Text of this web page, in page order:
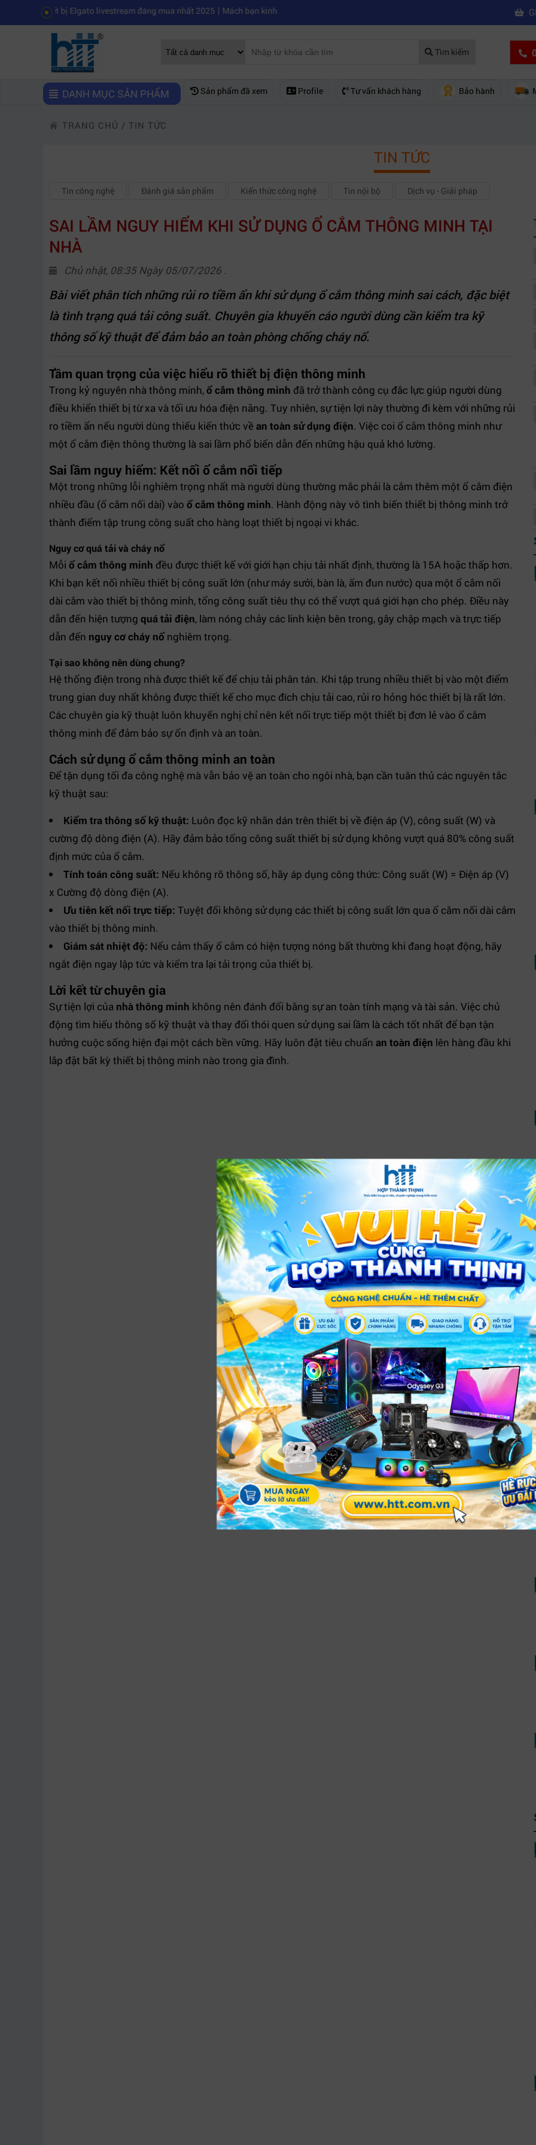
bị Elgato livestream đáng mua nhất 2025|Mách bạn kinh nghiệm chọn mua máy quay phim chuyên nghiệp Mua máy quay phim hd giá rẻ
Tìm kiếm
DANH MỤC SẢN PHẨM Sản phẩm đã xem Profile Tư vấn khách hàng Bảo hành
TRANG CHỦ / TIN TỨC
TIN TỨC
Tin công nghệ Đánh giá sản phẩm Kiến thức công nghệ Tin nội bộ Dịch vụ - Giải pháp
SAI LẦM NGUY HIỂM KHI SỬ DỤNG Ổ CẮM THÔNG MINH TẠI
NHÀ
Chủ nhật, 08:35 Ngày 05/07/2026 .
Bài viết phân tích những rủi ro tiềm ẩn khi sử dụng ổ cắm thông minh sai cách, đặc biệt
là tình trạng quá tải công suất. Chuyên gia khuyến cáo người dùng cần kiểm tra kỹ
thông số kỹ thuật để đảm bảo an toàn phòng chống cháy nổ.
Tầm quan trọng của việc hiểu rõ thiết bị điện thông minh
Trong kỷ nguyên nhà thông minh,ổ cắm thông minh đã trở thành công cụ đắc lực giúp người dùng
điều khiển thiết bị từ xa và tối ưu hóa điện năng. Tuy nhiên, sự tiện lợi này thường đi kèm với những rủi
ro tiềm ẩn nếu người dùng thiếu kiến thức về an toàn sử dụng điện. Việc coi ổ cắm thông minh như
một ổ cắm điện thông thường là sai lầm phổ biến dẫn đến những hậu quả khó lường.
Sai lầm nguy hiểm: Kết nối ổ cắm nối tiếp
Một trong những lỗi nghiêm trọng nhất mà người dùng thường mắc phải là cắm thêm một ổ cắm điện
nhiều đầu (ổ cắm nối dài) vào ổ cắm thông minh. Hành động này vô tình biến thiết bị thông minh trở
thành điểm tập trung công suất cho hàng loạt thiết bị ngoại vi khác.
Nguy cơ quá tải và cháy nổ
Mỗi ổ cắm thông minh đều được thiết kế với giới hạn chịu tải nhất định, thường là 15A hoặc thấp hơn.
Khi bạn kết nối nhiều thiết bị công suất lớn (như máy sưởi, bàn là, ấm đun nước) qua một ổ cắm nối
dài cắm vào thiết bị thông minh, tổng công suất tiêu thụ có thể vượt quá giới hạn cho phép. Điều này
dẫn đến hiện tượng quá tải điện, làm nóng chảy các linh kiện bên trong, gây chập mạch và trực tiếp
dẫn đến nguy cơ cháy nổ nghiêm trọng.
Tại sao không nên dùng chung?
Hệ thống điện trong nhà được thiết kế để chịu tải phân tán. Khi tập trung nhiều thiết bị vào một điểm
trung gian duy nhất không được thiết kế cho mục đích chịu tải cao, rủi ro hỏng hóc thiết bị là rất lớn.
Các chuyên gia kỹ thuật luôn khuyến nghị chỉ nên kết nối trực tiếp một thiết bị đơn lẻ vào ổ cắm
thông minh để đảm bảo sự ổn định và an toàn.
Cách sử dụng ổ cắm thông minh an toàn
Để tận dụng tối đa công nghệ mà vẫn bảo vệ an toàn cho ngôi nhà, bạn cần tuân thủ các nguyên tắc
kỹ thuật sau:
Kiểm tra thông số kỹ thuật: Luôn đọc kỹ nhãn dán trên thiết bị về điện áp (V), công suất (W) và
cường độ dòng điện (A). Hãy đảm bảo tổng công suất thiết bị sử dụng không vượt quá 80% công suất
định mức của ổ cắm.
Tính toán công suất: Nếu không rõ thông số, hãy áp dụng công thức: Công suất (W) = Điện áp (V)
x Cường độ dòng điện (A).
Ưu tiên kết nối trực tiếp: Tuyệt đối không sử dụng các thiết bị công suất lớn qua ổ cắm nối dài cắm
vào thiết bị thông minh.
Giám sát nhiệt độ: Nếu cảm thấy ổ cắm có hiện tượng nóng bất thường khi đang hoạt động, hãy
ngắt điện ngay lập tức và kiểm tra lại tải trọng của thiết bị.
Lời kết từ chuyên gia
Sự tiện lợi của nhà thông minh không nên đánh đổi bằng sự an toàn tính mạng và tài sản. Việc chủ
động tìm hiểu thông số kỹ thuật và thay đổi thói quen sử dụng sai lầm là cách tốt nhất để bạn tận
hưởng cuộc sống hiện đại một cách bền vững. Hãy luôn đặt tiêu chuẩn an toàn điện lên hàng đầu khi
lắp đặt bất kỳ thiết bị thông minh nào trong gia đình.